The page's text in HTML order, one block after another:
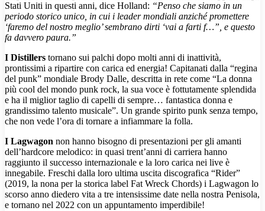
Stati Uniti in questi anni, dice Holland: “Penso che siamo in un
periodo storico unico, in cui i leader mondiali anziché promettere
‘faremo del nostro meglio’ sembrano dirti ‘vai a farti f…”, e questo
fa davvero paura.”
I Distillers tornano sui palchi dopo molti anni di inattività,
prontissimi a ripartire con carica ed energia! Capitanati dalla “regina
del punk” mondiale Brody Dalle, descritta in rete come “La donna
più cool del mondo punk rock, la sua voce è fottutamente splendida
e ha il miglior taglio di capelli di sempre… fantastica donna e
grandissimo talento musicale”. Un grande spirito punk senza tempo,
che non vede l’ora di tornare a infiammare la folla.
I Lagwagon non hanno bisogno di presentazioni per gli amanti
dell’hardcore melodico: in quasi trent’anni di carriera hanno
raggiunto il successo internazionale e la loro carica nei live è
innegabile. Freschi dalla loro ultima uscita discografica “Rider”
(2019, la nona per la storica label Fat Wreck Chords) i Lagwagon lo
scorso anno diedero vita a tre intensissime date nella nostra Penisola,
e tornano nel 2022 con un appuntamento imperdibile!